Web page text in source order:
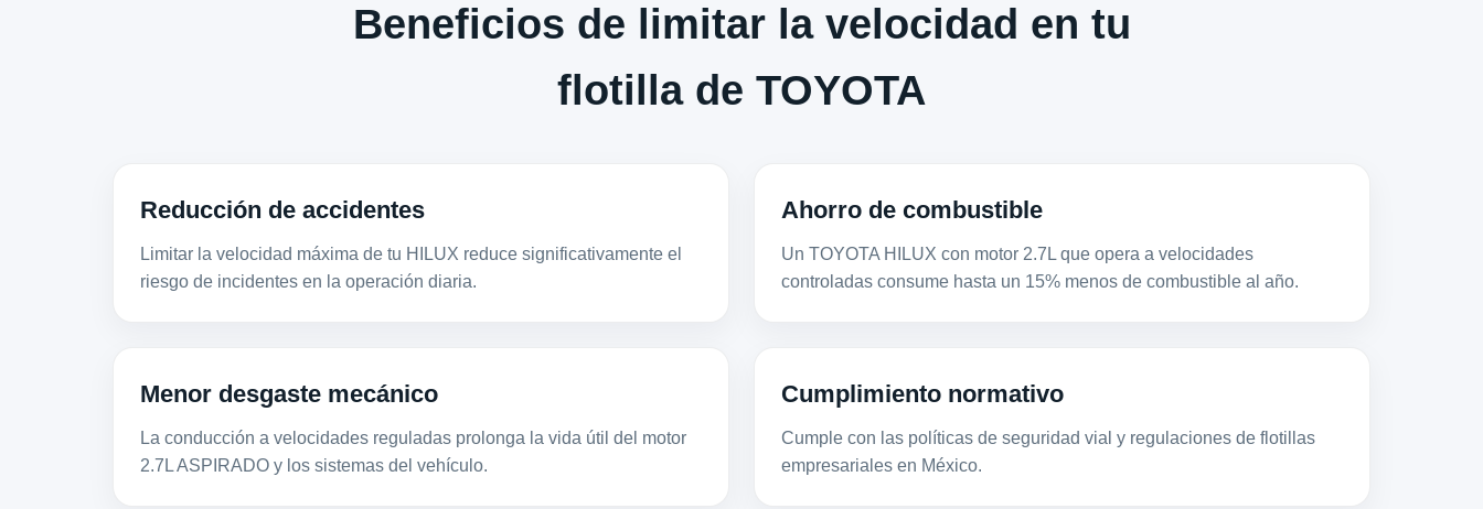
Beneficios de limitar la velocidad en tu
flotilla de TOYOTA
Reducción de accidentes
Limitar la velocidad máxima de tu HILUX reduce significativamente el
riesgo de incidentes en la operación diaria.
Ahorro de combustible
Un TOYOTA HILUX con motor 2.7L que opera a velocidades
controladas consume hasta un 15% menos de combustible al año.
Menor desgaste mecánico
La conducción a velocidades reguladas prolonga la vida útil del motor
2.7L ASPIRADO y los sistemas del vehículo.
Cumplimiento normativo
Cumple con las políticas de seguridad vial y regulaciones de flotillas
empresariales en México.